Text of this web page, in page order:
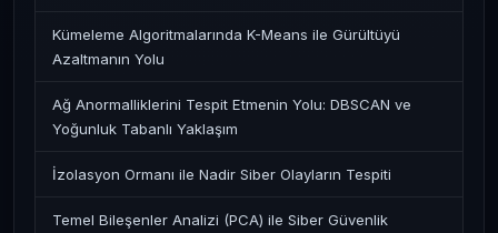
Kümeleme Algoritmalarında K-Means ile Gürültüyü
Azaltmanın Yolu
Ağ Anormalliklerini Tespit Etmenin Yolu: DBSCAN ve
Yoğunluk Tabanlı Yaklaşım
İzolasyon Ormanı ile Nadir Siber Olayların Tespiti
Temel Bileşenler Analizi (PCA) ile Siber Güvenlik